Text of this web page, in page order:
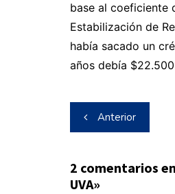
base al coeficiente
Estabilización de
había sacado un
años debía
Navegación
de
entradas
Anterior
2 comentarios
UVA»